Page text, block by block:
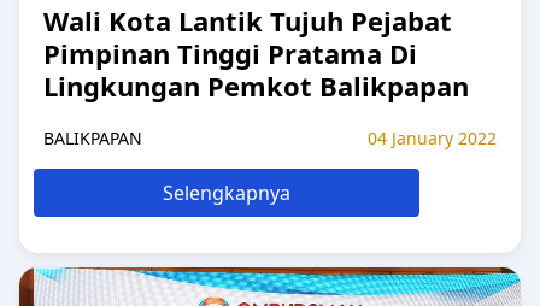
Wali Kota Lantik Tujuh Pejabat
Pimpinan Tinggi Pratama Di
Lingkungan Pemkot Balikpapan
BALIKPAPAN 04 January 2022
Selengkapnya